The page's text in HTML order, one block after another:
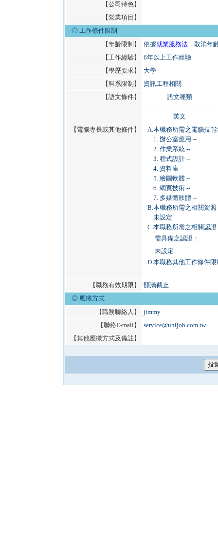
【公司特色】
【營業項目】
◎ 工作條件限制
【年齡限制】
依據就業服務法 ，取消年
【工作經驗】
6年以上工作經驗
【學歷要求】
大學
【科系限制】
資訊工程相關
【語文條件】
語文種類
英文
【電腦專長或其他條件】
A.本職務所需之電腦技能
1. 辦公室應用 --
2. 作業系統 --
3. 程式設計 --
4. 資料庫 --
5. 繪圖軟體 --
6. 網頁技術 --
7. 多媒體軟體 --
B.本職務所需之相關駕照
未設定
C.本職務所需之相關認證
需具備之認證：
未設定
D.本職務其他工作條件限
【職務有效期限】
額滿截止
◎ 應徵方式
【職務聯絡人】
jimmy
【聯絡E-mail】
service@unijob.com.tw
【其他應徵方式及備註】